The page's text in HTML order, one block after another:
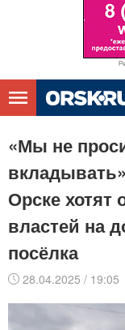
«Мы не
Орске хотят
властей на
посёлка
28.04.2025 / 19:05